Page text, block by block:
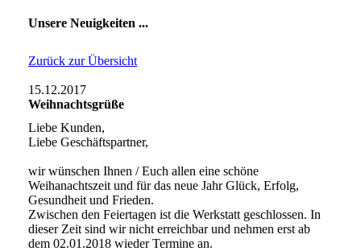
Unsere Neuigkeiten ...
Zurück zur Übersicht
15.12.2017
Weihnachtsgrüße
Liebe Kunden,
Liebe Geschäftspartner,
wir wünschen Ihnen / Euch allen eine schöne
Weihanachtszeit und für das neue Jahr Glück, Erfolg,
Gesundheit und Frieden.
Zwischen den Feiertagen ist die Werkstatt geschlossen. In
dieser Zeit sind wir nicht erreichbar und nehmen erst ab
dem 02.01.2018 wieder Termine an.